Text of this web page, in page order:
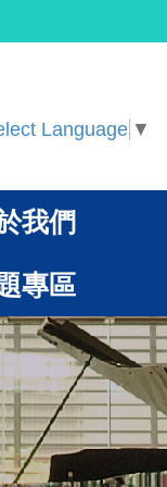
Language ▼
我們
專區